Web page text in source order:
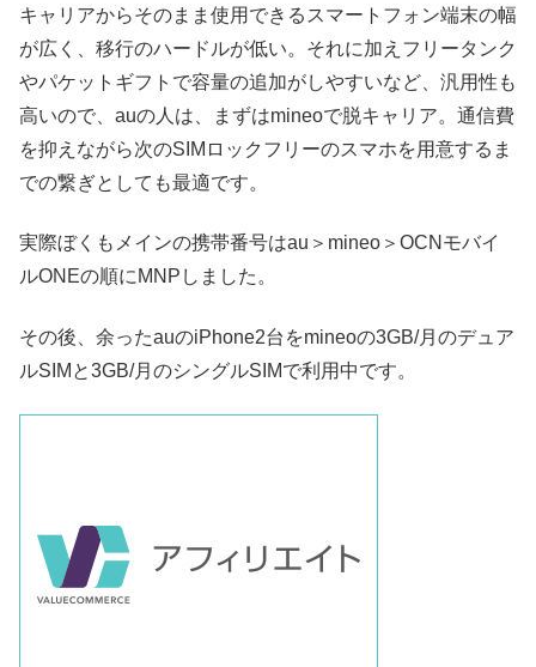
キャリアからそのまま使用できるスマートフォン端末の幅
が広く、移行のハードルが低い。それに加えフリータンク
やパケットギフトで容量の追加がしやすいなど、汎用性も
高いので、auの人は、まずはmineoで脱キャリア。通信費
を抑えながら次のSIMロックフリーのスマホを用意するま
での繋ぎとしても最適です。
実際ぼくもメインの携帯番号はau＞mineo＞OCNモバイ
ルONEの順にMNPしました。
その後、余ったauのiPhone2台をmineoの3GB/月のデュア
ルSIMと3GB/月のシングルSIMで利用中です。